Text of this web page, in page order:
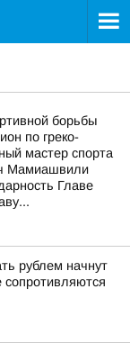
борьбы
по греко-
мастер спорта
Мамиашвили
Главе
рублем начнут
сопротивляются